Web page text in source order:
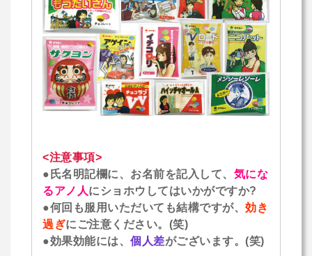
<注意事項>
●氏名明記欄に、お名前を記入して、 気にな
るアノ人にショホウしてはいかがですか?
●何回も服用いただいても結構ですが、 効き
過ぎにご注意ください。(笑)
●効果効能には、 個人差がございます。(笑)